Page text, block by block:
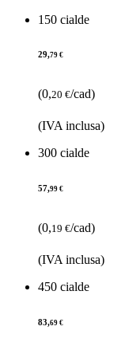
150 cialde
29,79 €
(0,20 €/cad)
(IVA inclusa)
300 cialde
57,99 €
(0,19 €/cad)
(IVA inclusa)
450 cialde
83,69 €